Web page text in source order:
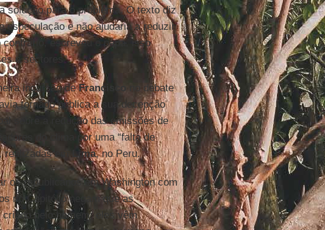
solução para o problema. O texto diz
especulação e não ajudaria a reduzir
escreveu o papa, isso
e sectores”.
incursão deFrancisco no debate
tornado pública a sua decepção
sobre a redução das emissões de
do clima por uma “falta de
realizadas em
Lima, no Peru.
os republicanos em Washington com
no Capitólio negam que as
pelo homem; eles vêm